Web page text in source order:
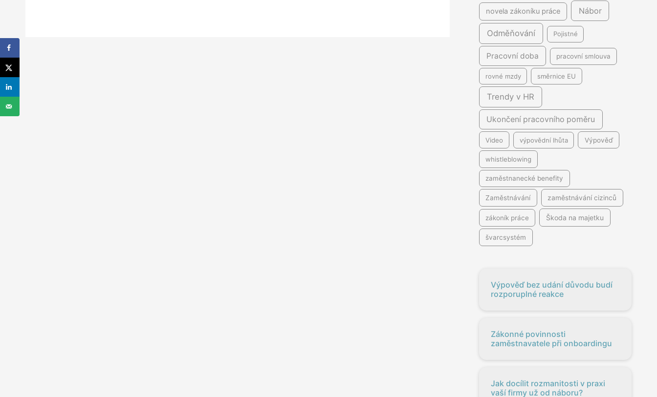
novela zákoníku práce Nábor
Odměňování Pojistné
Pracovní doba pracovní smlouva
rovné mzdy směrnice EU
Trendy v HR
Ukončení pracovního poměru
Video výpovědní lhůta Výpověď
whistleblowing
zaměstnanecké benefity
Zaměstnávání zaměstnávání cizinců
zákoník práce Škoda na majetku
švarcsystém
Výpověď bez udání důvodu budí
rozporuplné reakce
Zákonné povinnosti
zaměstnavatele při onboardingu
Jak docílit rozmanitosti v praxi
vaší firmy už od náboru?